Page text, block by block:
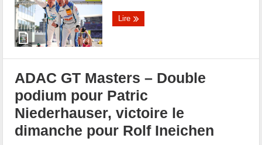
Lire
ADAC GT Masters – Double
podium pour Patric
Niederhauser, victoire le
dimanche pour Rolf Ineichen